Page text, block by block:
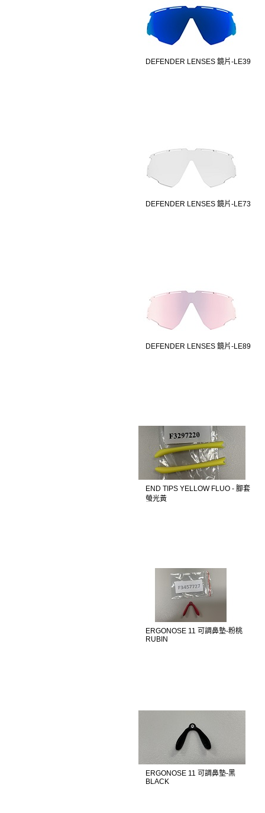
DEFENDER LENSES 鏡片-LE39
DEFENDER LENSES 鏡片-LE73
DEFENDER LENSES 鏡片-LE89
END TIPS YELLOW FLUO - 腳套
螢光黃
ERGONOSE 11 可調鼻墊-粉桃
RUBIN
ERGONOSE 11 可調鼻墊-黑
BLACK